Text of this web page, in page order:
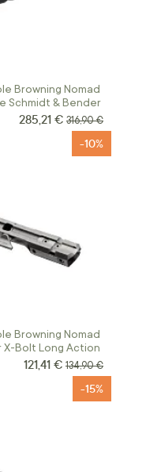
Browning Nomad
Schmidt & Bender
Prix Spécial
285,21 € Prix normal
316,90 €
Browning Nomad
X-Bolt Long Action
-10%
Prix Spécial
121,41 € Prix normal
134,90 €
-15%